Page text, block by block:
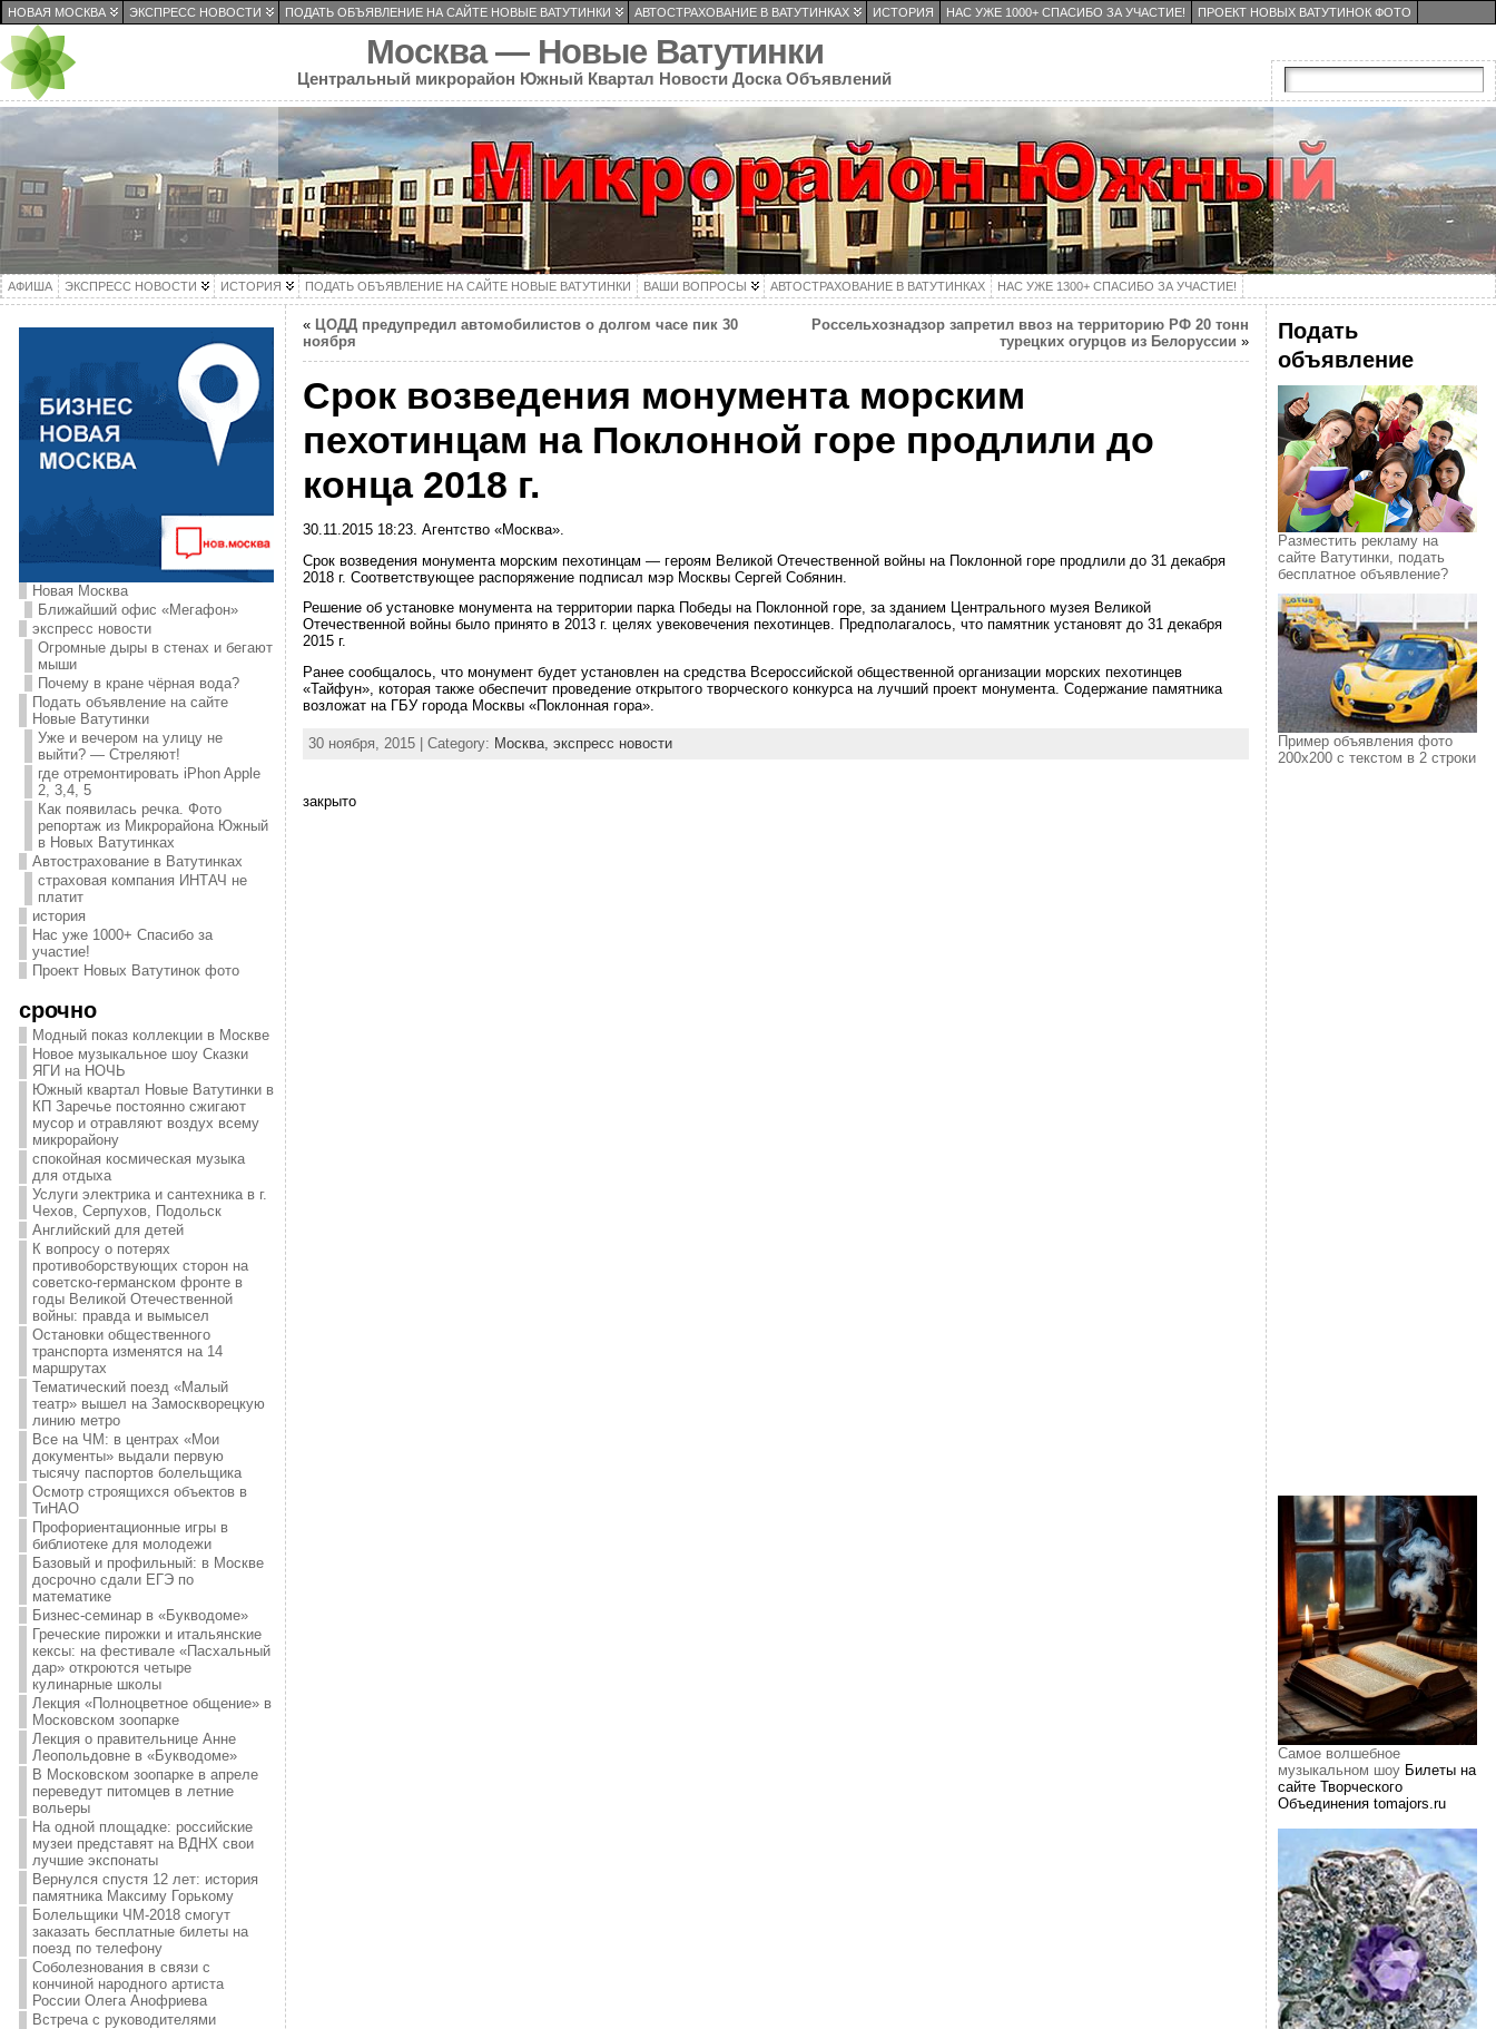
НОВАЯ МОСКВА ЭКСПРЕСС НОВОСТИ ПОДАТЬ ОБЪЯВЛЕНИЕ НА САЙТЕ НОВЫЕ ВАТУТИНКИ АВТОСТРАХОВАНИЕ В ВАТУТИНКАХ ИСТОРИЯ НАС УЖЕ 1000+ СПАСИБО ЗА УЧАСТИЕ! ПРОЕКТ НОВЫХ ВАТУТИНОК ФОТО
Москва — Новые Ватутинки
Центральный микрорайон Южный Квартал Новости Доска Объявлений
АФИША ЭКСПРЕСС НОВОСТИ ИСТОРИЯ ПОДАТЬ ОБЪЯВЛЕНИЕ НА САЙТЕ НОВЫЕ ВАТУТИНКИ ВАШИ ВОПРОСЫ АВТОСТРАХОВАНИЕ В ВАТУТИНКАХ НАС УЖЕ 1300+ СПАСИБО ЗА УЧАСТИЕ!
Новая Москва
Ближайший офис «Мегафон»
экспресс новости
Огромные дыры в стенах и бегают
мыши
Почему в кране чёрная вода?
Подать объявление на сайте
Новые Ватутинки
Уже и вечером на улицу не
выйти? — Стреляют!
где отремонтировать iPhon Apple
2, 3,4, 5
Как появилась речка. Фото
репортаж из Микрорайона Южный
в Новых Ватутинках
Автострахование в Ватутинках
страховая компания ИНТАЧ не
платит
история
Нас уже 1000+ Спасибо за
участие!
Проект Новых Ватутинок фото
срочно
Модный показ коллекции в Москве
Новое музыкальное шоу Сказки
ЯГИ на НОЧЬ
Южный квартал Новые Ватутинки в
КП Заречье постоянно сжигают
мусор и отравляют воздух всему
микрорайону
спокойная космическая музыка
для отдыха
Услуги электрика и сантехника в г.
Чехов, Серпухов, Подольск
Английский для детей
К вопросу о потерях
противоборствующих сторон на
советско-германском фронте в
годы Великой Отечественной
войны: правда и вымысел
Остановки общественного
транспорта изменятся на 14
маршрутах
Тематический поезд «Малый
театр» вышел на Замоскворецкую
линию метро
Все на ЧМ: в центрах «Мои
документы» выдали первую
тысячу паспортов болельщика
Осмотр строящихся объектов в
ТиНАО
Профориентационные игры в
библиотеке для молодежи
Базовый и профильный: в Москве
досрочно сдали ЕГЭ по
математике
Бизнес-семинар в «Букводоме»
Греческие пирожки и итальянские
кексы: на фестивале «Пасхальный
дар» откроются четыре
кулинарные школы
Лекция «Полноцветное общение» в
Московском зоопарке
Лекция о правительнице Анне
Леопольдовне в «Букводоме»
В Московском зоопарке в апреле
переведут питомцев в летние
вольеры
На одной площадке: российские
музеи представят на ВДНХ свои
лучшие экспонаты
Вернулся спустя 12 лет: история
памятника Максиму Горькому
Болельщики ЧМ-2018 смогут
заказать бесплатные билеты на
поезд по телефону
Соболезнования в связи с
кончиной народного артиста
России Олега Анофриева
Встреча с руководителями
« ЦОДД предупредил автомобилистов о долгом часе пик 30
ноября
Россельхознадзор запретил ввоз на территорию РФ 20 тонн
турецких огурцов из Белоруссии »
Срок возведения монумента морским
пехотинцам на Поклонной горе продлили до
конца 2018 г.
30.11.2015 18:23. Агентство «Москва».
Срок возведения монумента морским пехотинцам — героям Великой Отечественной войны на Поклонной горе продлили до 31 декабря
2018 г. Соответствующее распоряжение подписал мэр Москвы Сергей Собянин.
Решение об установке монумента на территории парка Победы на Поклонной горе, за зданием Центрального музея Великой
Отечественной войны было принято в 2013 г. целях увековечения пехотинцев. Предполагалось, что памятник установят до 31 декабря
2015 г.
Ранее сообщалось, что монумент будет установлен на средства Всероссийской общественной организации морских пехотинцев
«Тайфун», которая также обеспечит проведение открытого творческого конкурса на лучший проект монумента. Содержание памятника
возложат на ГБУ города Москвы «Поклонная гора».
30 ноября, 2015 | Category: Москва, экспресс новости
закрыто
Подать
объявление
Разместить рекламу на
сайте Ватутинки, подать
бесплатное объявление?
Пример объявления фото
200х200 с текстом в 2 строки
Самое волшебное
музыкальном шоуБилеты на
сайте Творческого
Объединения tomajors.ru